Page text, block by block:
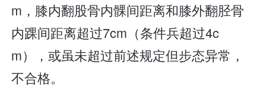
m，膝内翻股骨内髁间距离和膝外翻胫骨
内踝间距离超过7cm（条件兵超过4c
m），或虽未超过前述规定但步态异常，
不合格。